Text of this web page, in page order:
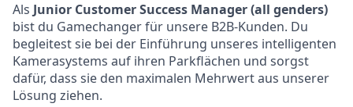
Als Junior Customer Success Manager (all genders)
bist du Gamechanger für unsere B2B-Kunden. Du
begleitest sie bei der Einführung unseres intelligenten
Kamerasystems auf ihren Parkflächen und sorgst
dafür, dass sie den maximalen Mehrwert aus unserer
Lösung ziehen.